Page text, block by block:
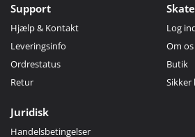
Support
Hjælp & Kontakt
Leveringsinfo
Ordrestatus
Retur
Log
Om os
Butik
Sikker
Juridisk
Handelsbetingelser